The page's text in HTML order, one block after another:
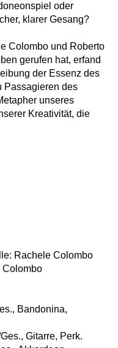
oder
klarer Gesang?
Colombo und Roberto
gerufen hat, erfand
der Essenz des
Passagieren des
unseres
Kreativität, die
Rachele Colombo
Colombo
Bandonina,
Gitarre, Perk.